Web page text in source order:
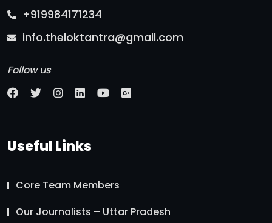
+919984171234
info.theloktantra@gmail.com
Follow us
Useful Links
Core Team Members
Our Journalists – Uttar Pradesh